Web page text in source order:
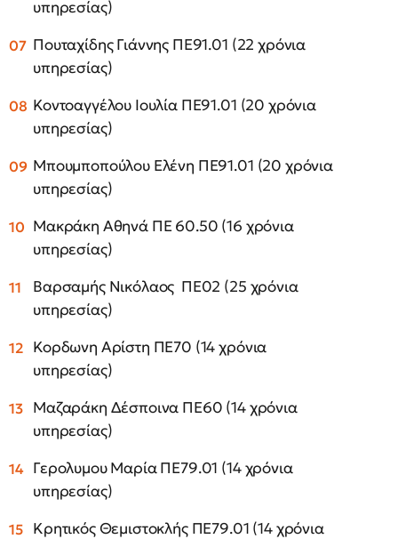
υπηρεσίας)
Πουταχίδης Γιάννης ΠΕ91.01 (22 χρόνια
υπηρεσίας)
Κοντοαγγέλου Ιουλία ΠΕ91.01 (20 χρόνια
υπηρεσίας)
Μπουμποπούλου Ελένη ΠΕ91.01 (20 χρόνια
υπηρεσίας)
Μακράκη Αθηνά ΠΕ 60.50 (16 χρόνια
υπηρεσίας)
Βαρσαμής Νικόλαος ΠΕ02 (25 χρόνια
υπηρεσίας)
Κορδωνη Αρίστη ΠΕ70 (14 χρόνια
υπηρεσίας)
Μαζαράκη Δέσποινα ΠΕ60 (14 χρόνια
υπηρεσίας)
Γερολυμου Μαρία ΠΕ79.01 (14 χρόνια
υπηρεσίας)
Κρητικός Θεμιστοκλής ΠΕ79.01 (14 χρόνια